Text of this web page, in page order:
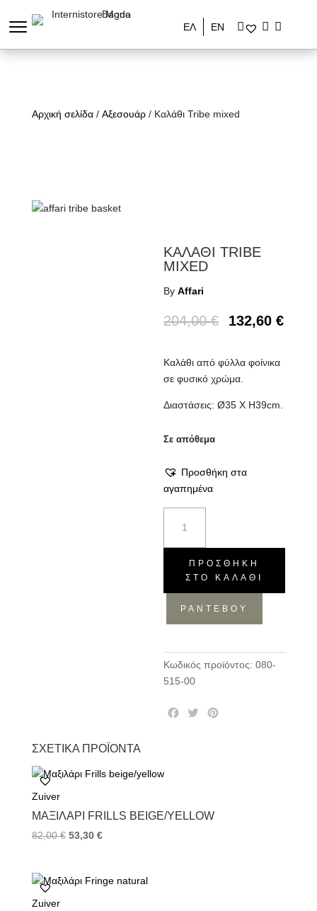
ΕΛ ΕΝ
Αρχική σελίδα/ Αξεσουάρ/ Καλάθι Tribe mixed
ΚΑΛΑΘΙ TRIBE
MIXED
ByAffari
204,00€ 132,60€
Καλάθι από φύλλα φοίνικα
σε φυσικό χρώμα.
Διαστάσεις: Ø35 Χ H39cm.
Σε απόθεμα
Προσθήκη στα
αγαπημένα
Tribe
mixed
ποσότηταΠΡΟΣΘΉΚΗ
ΣΤΟ ΚΑΛΆΘΙ
ΡΑΝΤΕΒΟΥ
Κωδικός προϊόντος:080-
515-00
k
T
ΣΧΕΤΙΚΆ ΠΡΟΪΌΝΤΑ
Zuiver
ΜΑΞΙΛΆΡΙ FRILLS BEIGE/YELLOW
82,00€ 53,30 €
Zuiver